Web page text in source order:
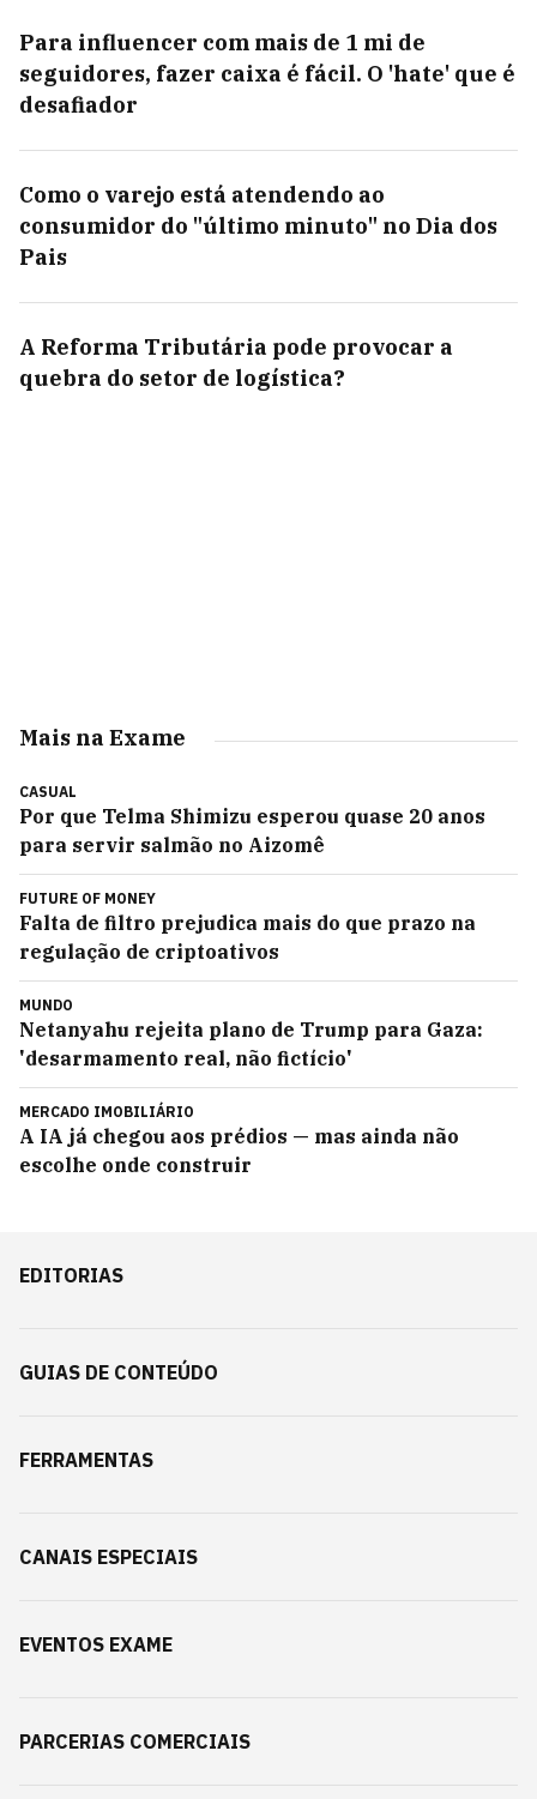
Para influencer com mais de 1 mi de
seguidores, fazer caixa é fácil. O 'hate' que é
desafiador
Como o varejo está atendendo ao
consumidor do "último minuto" no Dia dos
Pais
A Reforma Tributária pode provocar a
quebra do setor de logística?
Mais na Exame
CASUAL
Por que Telma Shimizu esperou quase 20 anos
para servir salmão no Aizomê
FUTURE OF MONEY
Falta de filtro prejudica mais do que prazo na
regulação de criptoativos
MUNDO
Netanyahu rejeita plano de Trump para Gaza:
'desarmamento real, não fictício'
MERCADO IMOBILIÁRIO
A IA já chegou aos prédios — mas ainda não
escolhe onde construir
EDITORIAS
GUIAS DE CONTEÚDO
FERRAMENTAS
CANAIS ESPECIAIS
EVENTOS EXAME
PARCERIAS COMERCIAIS